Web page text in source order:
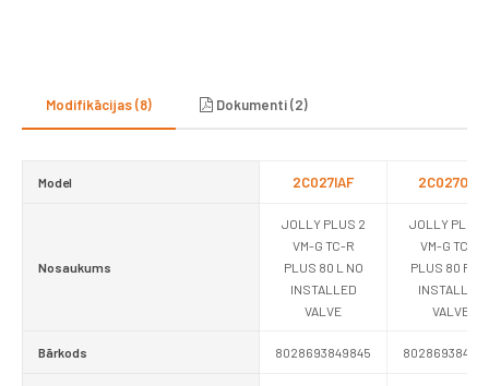
Modifikācijas (8) Dokumenti (2)
Model 2C027IAF 2C027OAF
Nosaukums
JOLLY PLUS 2
VM-G TC-R
PLUS 80 L NO
INSTALLED
VALVE
JOLLY PLUS
VM-G TC-R
PLUS 80 R
INSTALLED
VALVE
Bārkods 8028693849845